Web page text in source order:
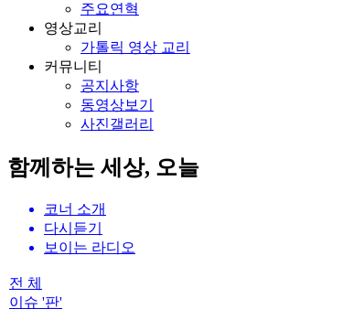
주요연혁
영상교리
가톨릭 영상 교리
커뮤니티
공지사항
동영상보기
사진갤러리
함께하는 세상, 오늘
코너 소개
다시듣기
보이는 라디오
전 체
이슈 '판'